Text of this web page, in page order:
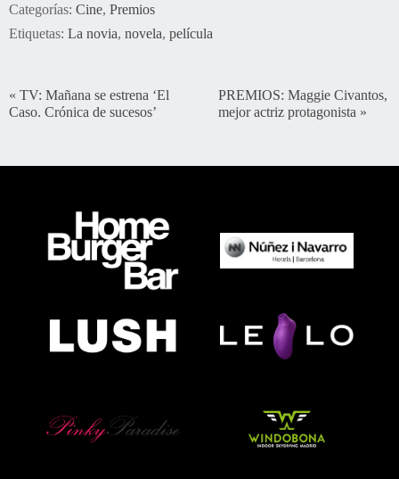
Categorías: Cine, Premios
Etiquetas: La novia, novela, película
« TV: Mañana se estrena ‘El
Caso. Crónica de sucesos’
PREMIOS: Maggie Civantos,
mejor actriz protagonista »